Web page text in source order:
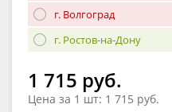
г. Волгоград
г. Ростов-на-Дону
1 715 руб.
Цена за 1 шт: 1 715 руб.